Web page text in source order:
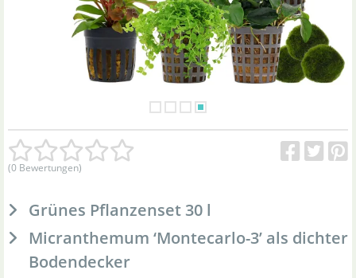
(0 Bewertungen)
Grünes Pflanzenset 30 l
Micranthemum ‘Montecarlo-3’ als dichter
Bodendecker